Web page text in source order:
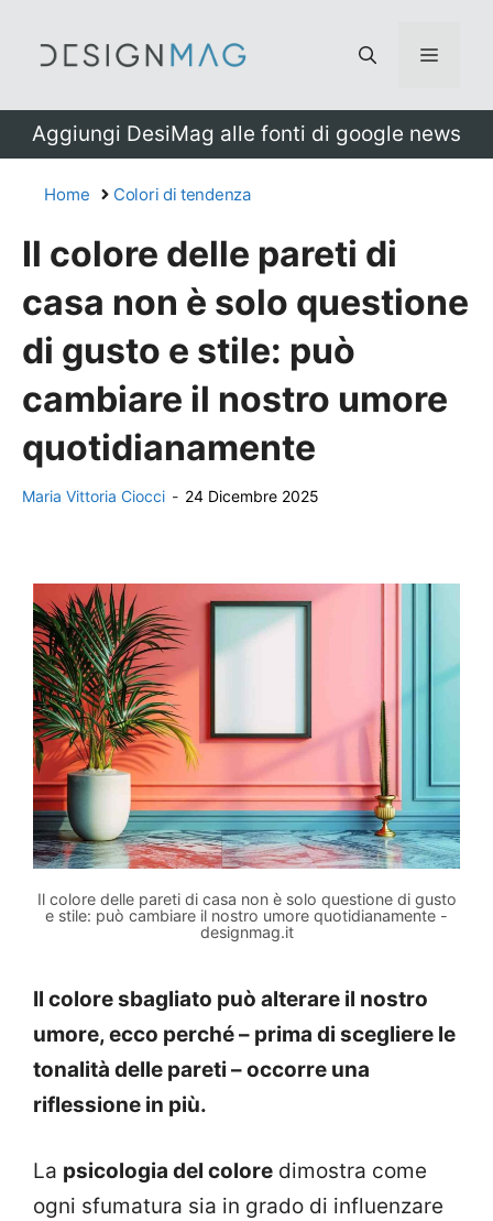
Menu
Aggiungi DesiMag alle fonti di google news
Home Colori di tendenza
Il colore delle pareti di
casa non è solo questione
di gusto e stile: può
cambiare il nostro umore
quotidianamente
Maria Vittoria Ciocci - 24 Dicembre 2025
Il colore delle pareti di casa non è solo questione di gusto
e stile: può cambiare il nostro umore quotidianamente -
designmag.it
Il colore sbagliato può alterare il nostro
umore, ecco perché – prima di scegliere le
tonalità delle pareti – occorre una
riflessione in più.
La psicologia del colore dimostra come
ogni sfumatura sia in grado di influenzare